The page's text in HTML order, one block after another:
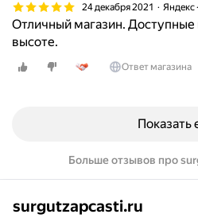
24 декабря 2021
Яндекс
Отличный магазин. Доступные
высоте.
Ответ магазина
Показать
Больше отзывов про
surgutzapcasti.ru